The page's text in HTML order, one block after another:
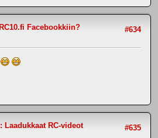
#634
Facebookkiin?
#635
Laadukkaat RC-videot